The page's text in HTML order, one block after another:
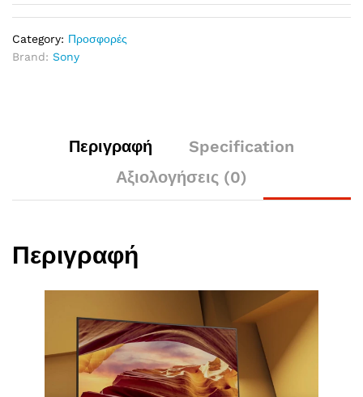
Category: Προσφορές
Brand: Sony
Περιγραφή
Specification
Αξιολογήσεις (0)
Περιγραφή